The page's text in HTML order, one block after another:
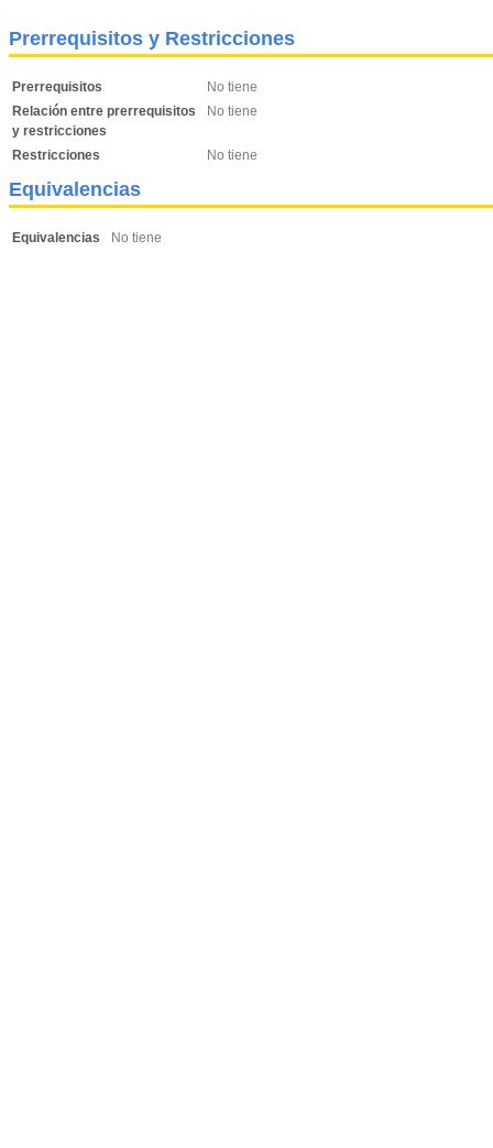
Prerrequisitos y Restricciones
Prerrequisitos
No tiene
Relación entre prerrequisitos
y restricciones
No tiene
Restricciones No tiene
Equivalencias
Equivalencias No tiene